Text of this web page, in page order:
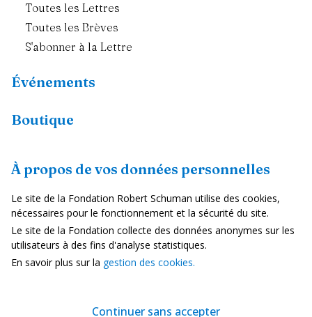
À propos de vos données personnelles
Le site de la Fondation Robert Schuman utilise des cookies,
nécessaires pour le fonctionnement et la sécurité du site.
Le site de la Fondation collecte des données anonymes sur les
utilisateurs à des fins d'analyse statistiques.
En savoir plus sur la gestion des cookies.
Continuer sans accepter
Toutes les Lettres
Toutes les Brèves
S'abonner à la Lettre
Événements
Boutique
Ressources
Fiches pays
Dans les médias
Vidéos